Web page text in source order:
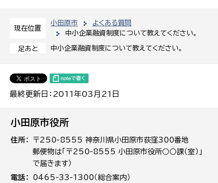
現在位置
小田原市
よくある質問
中小企業融資制度について教えてください。
足あと 中小企業融資制度について教えてください。
最終更新日：2011年03月21日
小田原市役所
住所
〒250-8555 神奈川県小田原市荻窪300番地
郵便物は「〒250-8555 小田原市役所○○課（室）」
で届きます）
電話
0465-33-1300（総合案内）